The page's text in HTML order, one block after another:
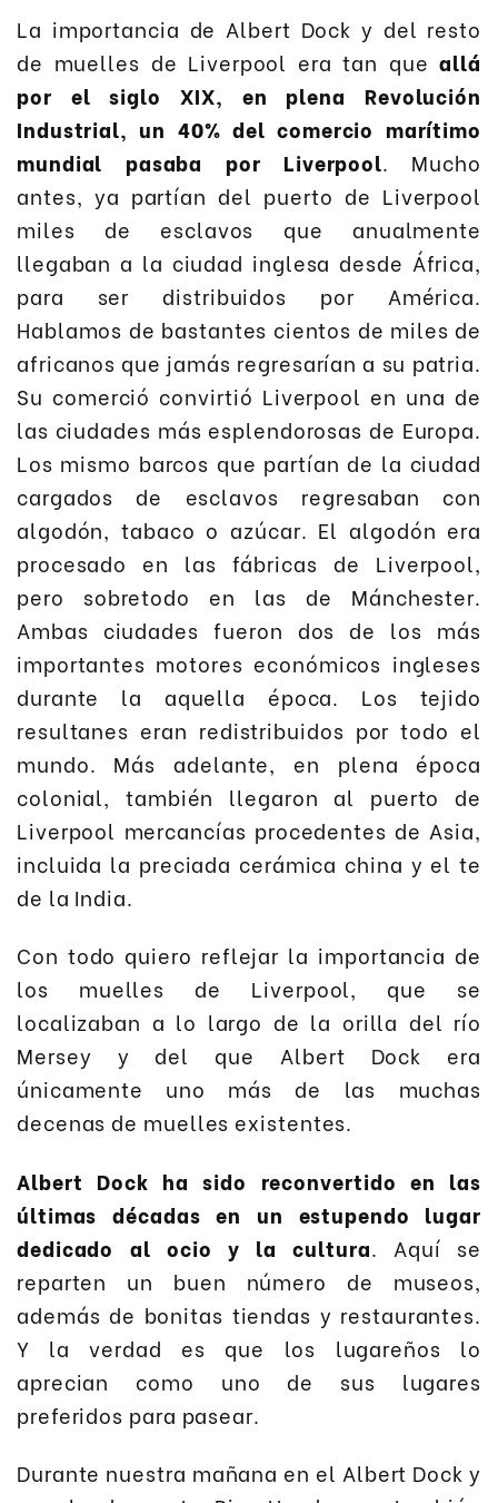
La importancia de Albert Dock y del resto
de muelles de Liverpool era tan queallá
por el siglo XIX, en plena Revolución
Industrial, un 40% del comercio marítimo
mundial pasaba por Liverpool. Mucho
antes, ya partían del puerto de Liverpool
miles de esclavos que anualmente
llegaban a la ciudad inglesa desde África,
para ser distribuidos por América.
Hablamos de bastantes cientos de miles de
africanos que jamás regresarían a su patria.
Su comerció convirtió Liverpool en una de
las ciudades más esplendorosas de Europa.
Los mismo barcos que partían de la ciudad
cargados de esclavos regresaban con
algodón, tabaco o azúcar. El algodón era
procesado en las fábricas de Liverpool,
pero sobretodo en las de Mánchester.
Ambas ciudades fueron dos de los más
importantes motores económicos ingleses
durante la aquella época. Los tejido
resultanes eran redistribuidos por todo el
mundo. Más adelante, en plena época
colonial, también llegaron al puerto de
Liverpool mercancías procedentes de Asia,
incluida la preciada cerámica china y el te
de la India.
Con todo quiero reflejar la importancia de
los muelles de Liverpool, que se
localizaban a lo largo de la orilla del río
Mersey y del que Albert Dock era
únicamente uno más de las muchas
decenas de muelles existentes.
Albert Dock ha sido reconvertido en las
últimas décadas en un estupendo lugar
dedicado al ocio y la cultura. Aquí se
reparten un buen número de museos,
además de bonitas tiendas y restaurantes.
Y la verdad es que los lugareños lo
aprecian como uno de sus lugares
preferidos para pasear.
Durante nuestra mañana en el Albert Dock y